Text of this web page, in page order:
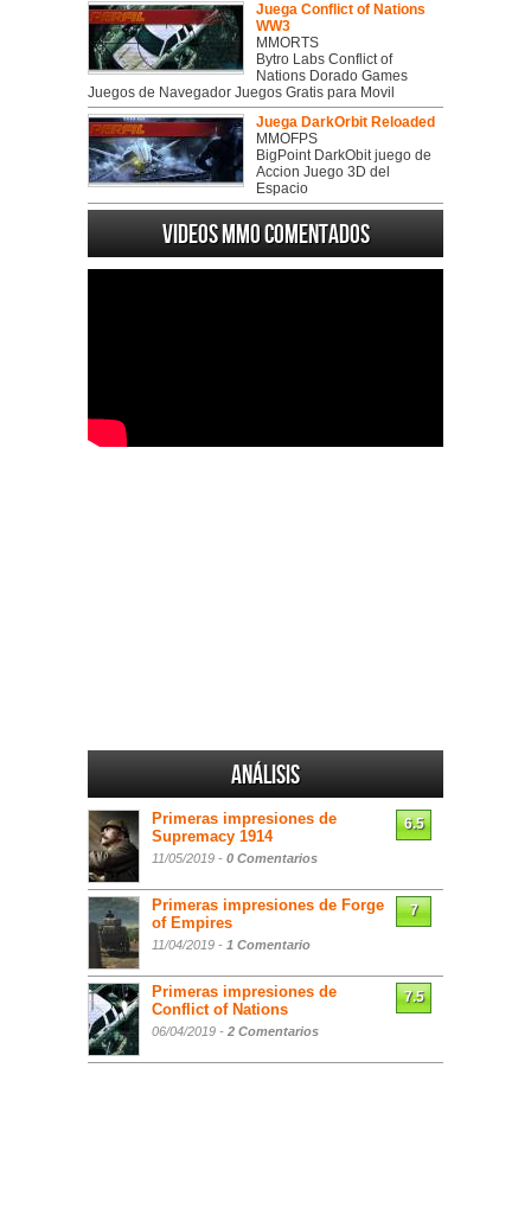
Juega Conflict of Nations
WW3
MMORTS
Bytro Labs Conflict of
Nations Dorado Games
Juegos de Navegador Juegos Gratis para Movil
Juega DarkOrbit Reloaded
MMOFPS
BigPoint DarkObit juego de
Accion Juego 3D del
Espacio
Videos MMO Comentados
Análisis
Primeras impresiones de
Supremacy 1914
11/05/2019 - 0 Comentarios
6.5
Primeras impresiones de Forge
of Empires
11/04/2019 - 1 Comentario
7
Primeras impresiones de
Conflict of Nations
06/04/2019 - 2 Comentarios
7.5